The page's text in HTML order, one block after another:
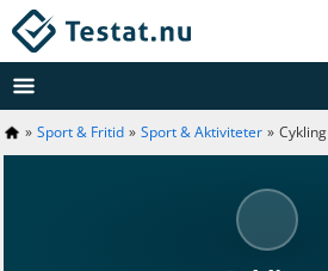
Hoppa
till
innehåll
» Sport & Fritid » Sport & Aktiviteter » Cykling